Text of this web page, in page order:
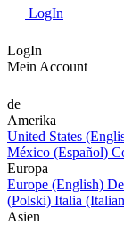
LogIn
LogIn
Mein Account
de
Amerika
United States
México (Español)
Europa
Europe (English)
(Polski) Italia
Asien